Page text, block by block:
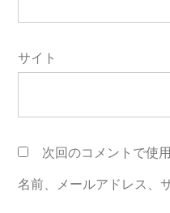
サイト
次回のコメントで使
名前、メールアドレス、